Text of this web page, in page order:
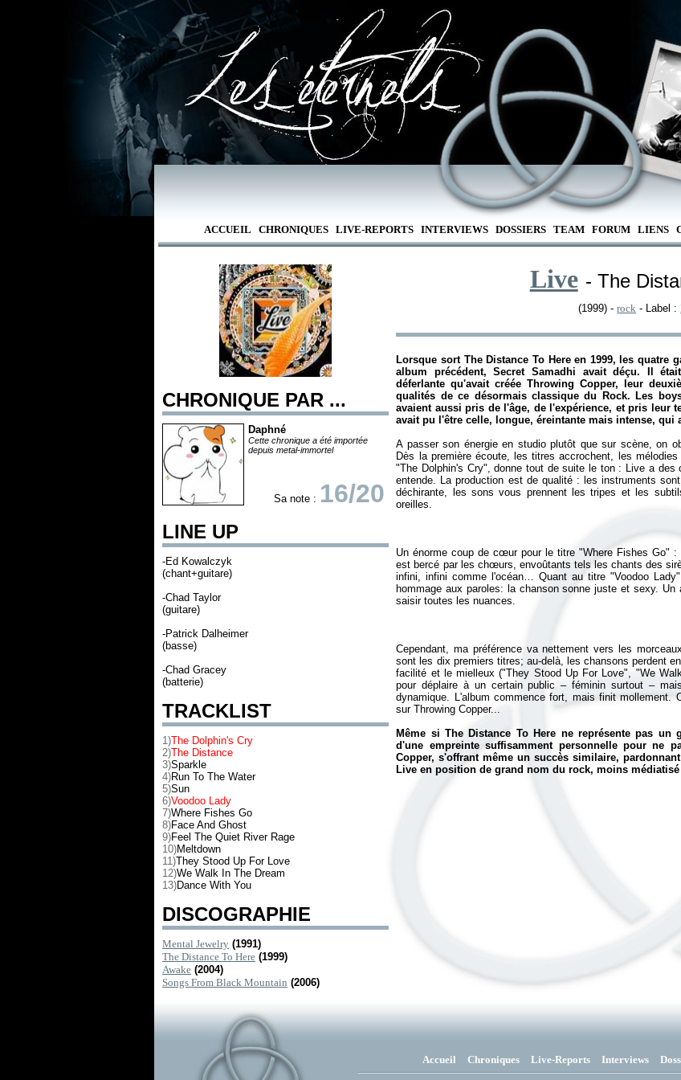
ACCUEIL CHRONIQUES LIVE-REPORTS INTERVIEWS DOSSIERS TEAM FORUM LIENS
CHRONIQUE PAR ...
Daphné
Cette chronique a été importée
depuis metal-immortel
Sa note : 16/20
LINE UP
-Ed Kowalczyk
(chant+guitare)
-Chad Taylor
(guitare)
-Patrick Dalheimer
(basse)
-Chad Gracey
(batterie)
TRACKLIST
1)The Dolphin's Cry
2)The Distance
3)Sparkle
4)Run To The Water
5)Sun
6)Voodoo Lady
7)Where Fishes Go
8)Face And Ghost
9)Feel The Quiet River Rage
10)Meltdown
11)They Stood Up For Love
12)We Walk In The Dream
13)Dance With You
DISCOGRAPHIE
Mental Jewelry (1991)
The Distance To Here (1999)
Awake (2004)
Songs From Black Mountain (2006)
Live - The
(1999) -rock - Label :
Lorsque sort The Distance To Hereen 1999, les quatre
album précédent,Secret Samadhi avait déçu. Il
déferlante qu'avait crééeThrowing Copper, leur
qualités de ce désormais classique du Rock. Les
avaient aussi pris de l'âge, de l'expérience, et pris leur
avait pu l'être celle, longue, éreintante mais intense,
A passer son énergie en studio plutôt que sur scène, on
Dès la première écoute, les titres accrochent, les
"The Dolphin's Cry", donne tout de suite le ton : Live a
entende. La production est de qualité : les instruments
déchirante, les sons vous prennent les tripes et les
Un énorme coup de cœur pour le titre "Where Fishes Go"
est bercé par les chœurs, envoûtants tels les chants des
infini, infini comme l'océan… Quant au titre "Voodoo
hommage aux paroles: la chanson sonne juste et sexy.
Cependant, ma préférence va nettement vers les
sont les dix premiers titres; au-delà, les chansons perdent
facilité et le mielleux ("They Stood Up For Love", "We
pour déplaire à un certain public – féminin surtout –
dynamique. L'album commence fort, mais finit
surThrowing Copper...
Même siThe Distance To Here ne représente pas un
d'une empreinte suffisamment personnelle pour ne
Copper, s'offrant même un succès similaire,
Live en position de grand nom du rock, moins
Accueil Chroniques Live-Reports Interviews